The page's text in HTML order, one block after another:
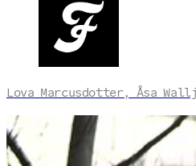
Lova Marcusdotter, Åsa